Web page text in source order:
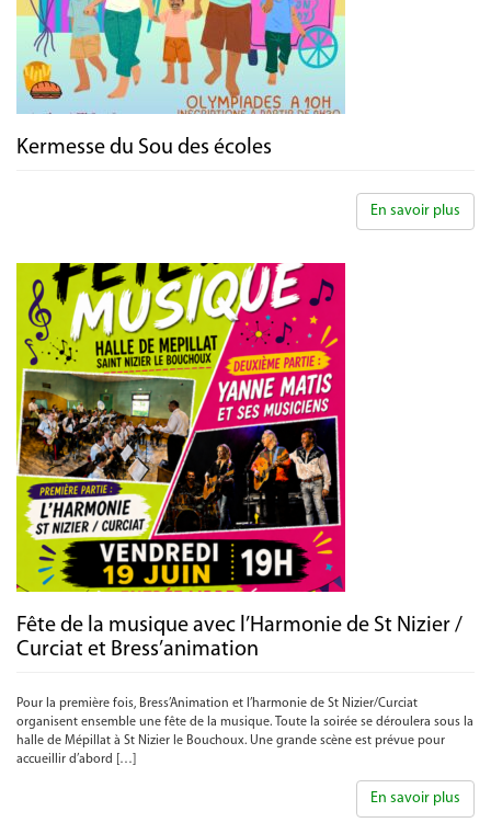
Kermesse du Sou des écoles
En savoir plus
Fête de la musique avec l’Harmonie de St Nizier /
Curciat et Bress’animation
Pour la première fois, Bress’Animation et l’harmonie de St Nizier/Curciat
organisent ensemble une fête de la musique. Toute la soirée se déroulera sous la
halle de Mépillat à St Nizier le Bouchoux. Une grande scène est prévue pour
accueillir d’abord […]
En savoir plus